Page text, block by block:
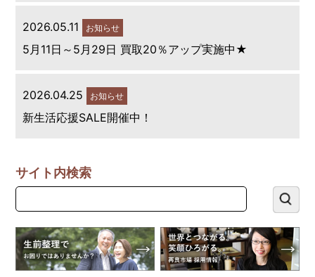
2026.05.11 お知らせ
5月11日～5月29日 買取20％アップ実施中★
2026.04.25 お知らせ
新生活応援SALE開催中！
サイト内検索